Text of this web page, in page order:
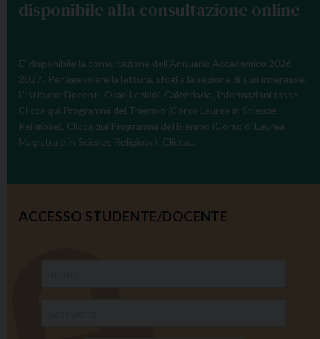
disponibile alla consultazione online
E’ disponibile la consultazione dell’Annuario Accademico 2026-
2027 . Per agevolare la lettura, sfoglia la sezione di suo interesse:
L’Istituto: Docenti, Orari Lezioni, Calendario, Informazioni tasse.
Clicca qui Programmi del Triennio (Corso Laurea in Scienze
Religiose). Clicca qui Programmi del Biennio (Corso di Laurea
Magistrale in Scienze Religiose). Clicca…
ACCESSO STUDENTE/DOCENTE